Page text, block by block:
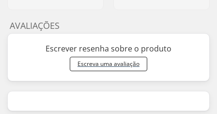
AVALIAÇÕES
Escrever resenha sobre o produto
Escreva uma avaliação